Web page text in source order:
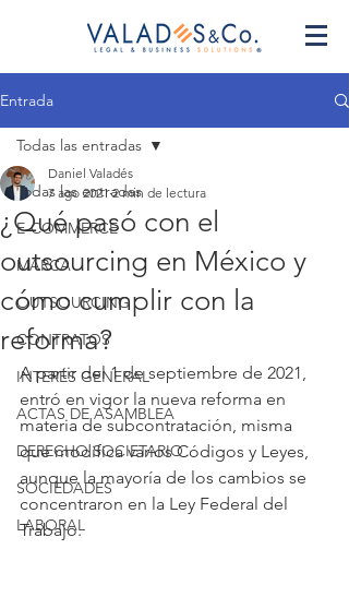
Entrada
Todas las entradas
E-COMMERCE
MARCA
OUTSOURCING
CONTRATOS
INTERÉS GENERAL
ACTAS DE ASAMBLEA
DERECHO SOCIETARIO
SOCIEDADES
LABORAL
Todas las entradas
¿Qué pasó con el
outsourcing en México y
cómo cumplir con la
reforma?
Daniel Valadés
7 ago 2021 2 min de lectura
A partir del 1 de septiembre de 2021,
entró en vigor la nueva reforma en
materia de subcontratación, misma
que modifica varios Códigos y Leyes,
aunque la mayoría de los cambios se
concentraron en la Ley Federal del
Trabajo.